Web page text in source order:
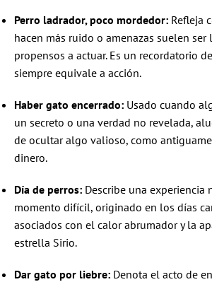
Perro ladrador, poco mordedor: Refleja
hacen más ruido o amenazas suelen ser
propensos a actuar. Es un recordatorio
siempre equivale a acción.
Haber gato encerrado: Usado cuando
un secreto o una verdad no revelada,
de ocultar algo valioso, como
dinero.
Día de perros: Describe una experiencia
momento difícil, originado en los días
asociados con el calor abrumador y la
estrella Sirio.
Dar gato por liebre: Denota el acto de